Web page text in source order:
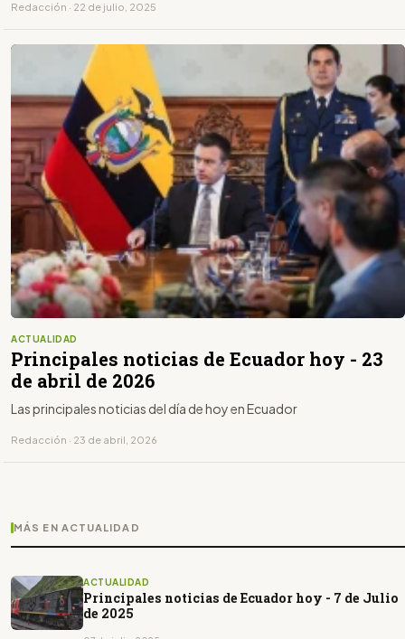
Redacción · 22 de julio, 2025
ACTUALIDAD
Principales noticias de Ecuador hoy - 23
de abril de 2026
Las principales noticias del día de hoy en Ecuador
Redacción · 23 de abril, 2026
MÁS EN ACTUALIDAD
ACTUALIDAD
Principales noticias de Ecuador hoy - 7 de Julio
de 2025